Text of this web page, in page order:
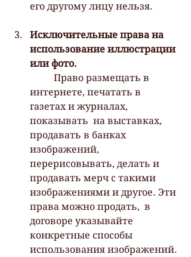
его другому лицу нельзя.
Исключительные права на
использование иллюстрации
или фото.
интернете, печатать в
газетах и журналах,
показывать  на выставках,
продавать в банках
изображений,
перерисовывать, делать и
продавать мерч с такими
изображениями и другое. Эти
права можно продать,  в
договоре указывайте
конкретные способы
использования изображений.